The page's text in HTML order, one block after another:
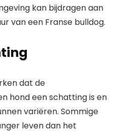
kan bijdragen aan
van een Franse bulldog.
dat de
hond een schatting is en
variëren. Sommige
leven dan het